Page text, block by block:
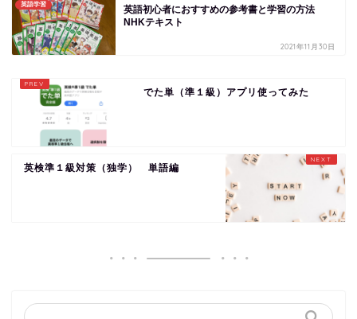
英語学習
英語初心者におすすめの参考書と学習の方法
NHKテキスト
2021年11月30日
でた単（準１級）アプリ使ってみた
英検準１級対策（独学） 単語編